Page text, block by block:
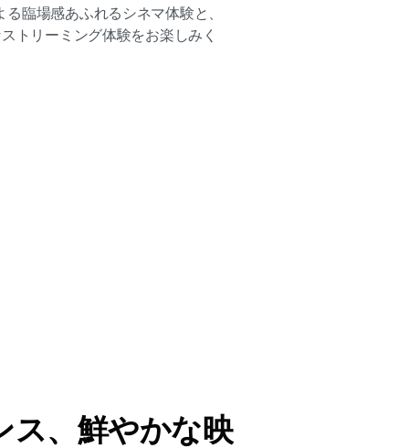
る臨場感あふれるシネマ体験と、
トリーミング体験をお楽しみく
ス、鮮やかな映